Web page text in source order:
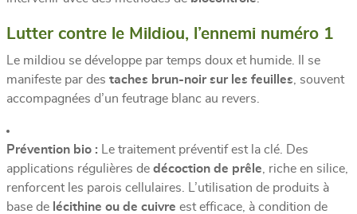
Lutter contre le Mildiou, l’ennemi numéro 1
Le mildiou se développe par temps doux et humide. Il se
manifeste par des taches brun-noir sur les feuilles , souvent
accompagnées d’un feutrage blanc au revers.
Prévention bio : Le traitement préventif est la clé. Des
applications régulières de décoction de prêle , riche en silice,
renforcent les parois cellulaires. L’utilisation de produits à
base de lécithine ou de cuivre est efficace, à condition de